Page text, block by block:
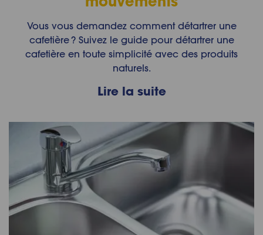
Vous vous demandez comment détartrer une
cafetière ? Suivez le guide pour détartrer une
cafetière en toute simplicité avec des produits
naturels.
Lire la suite